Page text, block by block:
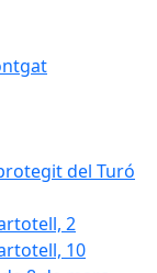
del Turó
2
10